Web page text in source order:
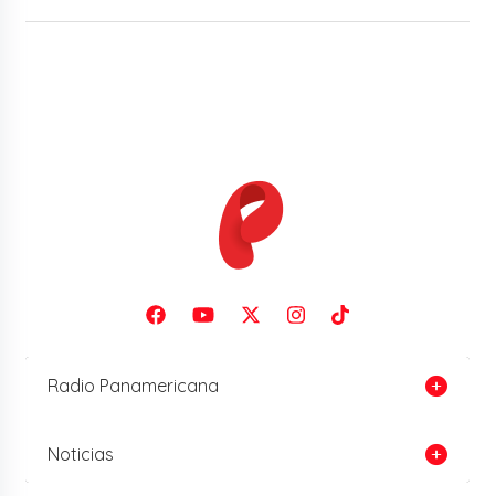
Radio Panamericana
Noticias